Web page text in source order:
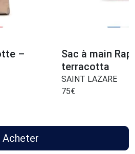
–
Sac à main
terracotta
SAINT LAZARE
75€
Acheter